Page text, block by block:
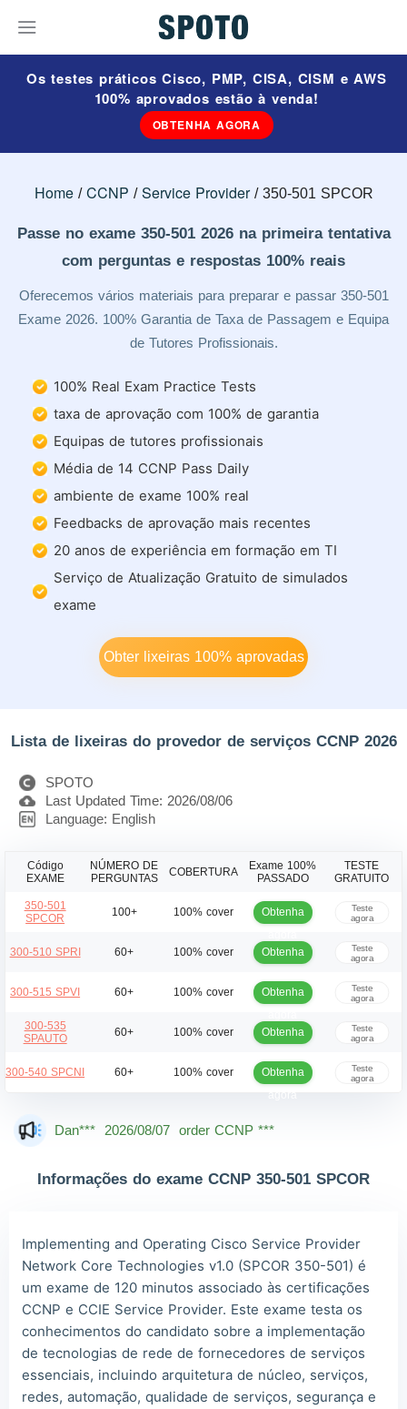
Os testes práticos Cisco, PMP, CISA, CISM e AWS
100% aprovados estão à venda!
OBTENHA AGORA
Home CCNP Service Provider 350-501 SPCOR
Passe no exame 350-501 2026 na primeira tentativa
com perguntas e respostas 100% reais
Oferecemos vários materiais para preparar e passar 350-501
Exame 2026. 100% Garantia de Taxa de Passagem e Equipa
de Tutores Profissionais.
100% Real Exam Practice Tests
taxa de aprovação com 100% de garantia
Equipas de tutores profissionais
Média de 14 CCNP Pass Daily
ambiente de exame 100% real
Feedbacks de aprovação mais recentes
20 anos de experiência em formação em TI
Serviço de Atualização Gratuito de simulados
exame
Obter lixeiras 100% aprovadas
Lista de lixeiras do provedor de serviços CCNP 2026
SPOTO
Last Updated Time: 2026/08/06
Language: English
Código
EXAME
NÚMERO DE
PERGUNTAS
COBERTURA
Exame 100%
PASSADO
TESTE
GRATUITO
350-501
SPCOR
100+ 100% cover
Obtenha
Teste
agora
300-510 SPRI 60+ 100% cover
Obtenha
Teste
agora
300-515 SPVI 60+ 100% cover
Obtenha
Teste
agora
300-535
SPAUTO
60+ 100% cover
Obtenha
Teste
agora
300-540 SPCNI 60+ 100% cover
Obtenha
Teste
agora
Dan*** 2026/08/07 order CCNP ***
Lia*** 2026/08/07 order CCNP ***
Wil*** 2026/08/07 order CCNP ***
Luc*** 2026/08/07 order CCNP ***
Mas*** 2026/08/07 order CCNP ***
Informações do exame CCNP 350-501 SPCOR
Implementing and Operating Cisco Service Provider
Network Core Technologies v1.0 (SPCOR 350-501) é
um exame de 120 minutos associado às certificações
CCNP e CCIE Service Provider. Este exame testa os
conhecimentos do candidato sobre a implementação
de tecnologias de rede de fornecedores de serviços
essenciais, incluindo arquitetura de núcleo, serviços,
redes, automação, qualidade de serviços, segurança e